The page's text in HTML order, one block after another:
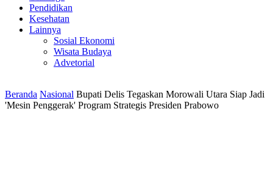
Pendidikan
Kesehatan
Lainnya
Sosial Ekonomi
Wisata Budaya
Advetorial
Beranda Nasional Bupati Delis Tegaskan Morowali Utara Siap Jadi
'Mesin Penggerak' Program Strategis Presiden Prabowo